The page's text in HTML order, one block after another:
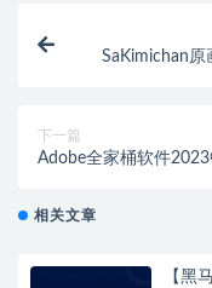
SaKimichan
下一篇
Adobe全家桶软件
相关文章
【黑